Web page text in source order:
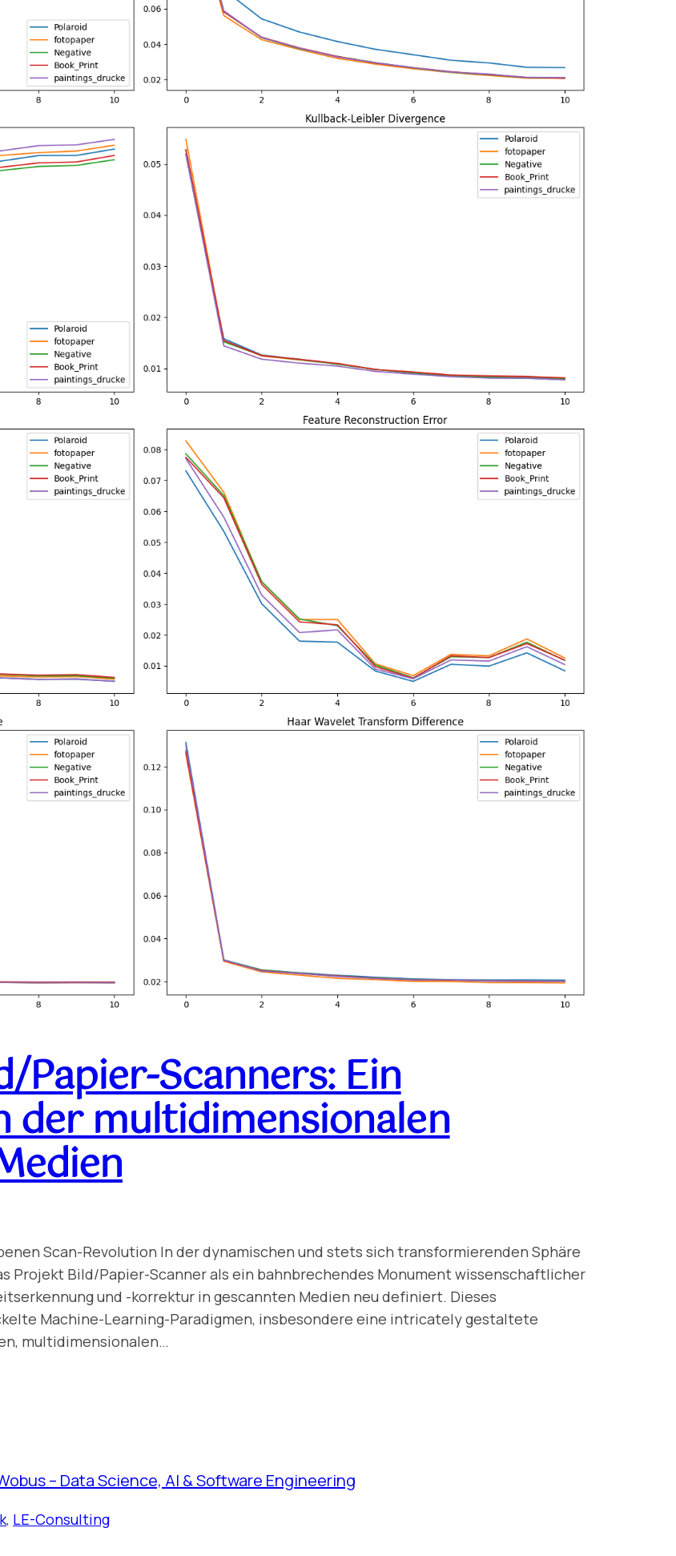
Papier-Scanners: Ein
der multidimensionalen
Scan-Revolution In der dynamischen und stets sich transformierenden Sphäre
Projekt Bild/Papier-Scanner als ein bahnbrechendes Monument wissenschaftlicher
und -korrektur in gescannten Medien neu definiert. Dieses
Machine-Learning-Paradigmen, insbesondere eine intricately gestaltete
multidimensionalen…
– Data Science, AI & Software Engineering
, LE-Consulting